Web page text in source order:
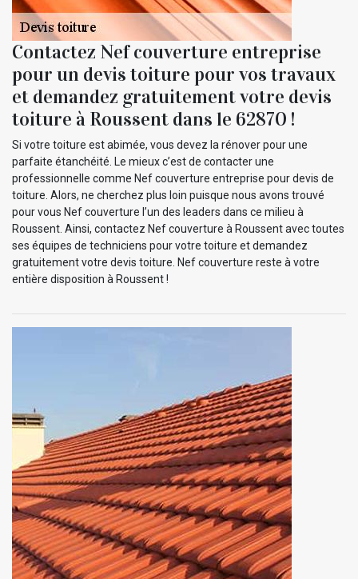
Contactez Nef couverture entreprise
pour un devis toiture pour vos travaux
et demandez gratuitement votre devis
toiture à Roussent dans le 62870 !
Si votre toiture est abimée, vous devez la rénover pour une
parfaite étanchéité. Le mieux c’est de contacter une
professionnelle comme Nef couverture entreprise pour devis de
toiture. Alors, ne cherchez plus loin puisque nous avons trouvé
pour vous Nef couverture l’un des leaders dans ce milieu à
Roussent. Ainsi, contactez Nef couverture à Roussent avec toutes
ses équipes de techniciens pour votre toiture et demandez
gratuitement votre devis toiture. Nef couverture reste à votre
entière disposition à Roussent !